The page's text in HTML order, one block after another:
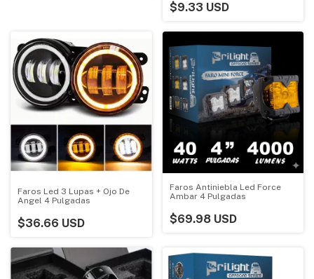
$9.33 USD
Faros Led 3 Lupas + Ojo De
Angel 4 Pulgadas
$36.66 USD
Faros Antiniebla Led Force
Ambar 4 Pulgadas
$69.98 USD